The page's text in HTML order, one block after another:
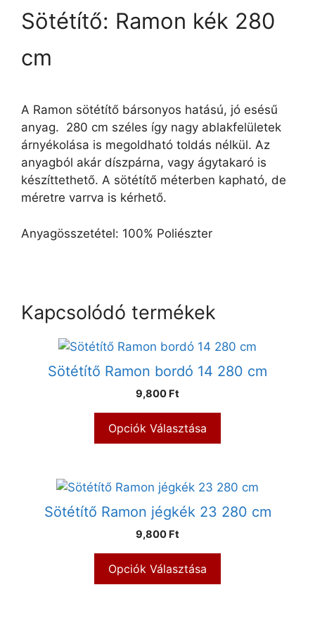
Sötétítő: Ramon kék 280
cm
A Ramon sötétítő bársonyos hatású, jó esésű
anyag. 280 cm széles így nagy ablakfelületek
árnyékolása is megoldható toldás nélkül. Az
anyagból akár díszpárna, vagy ágytakaró is
készíttethető. A sötétítő méterben kapható, de
méretre varrva is kérhető.
Anyagösszetétel: 100% Poliészter
Kapcsolódó termékek
Sötétítő Ramon bordó 14 280 cm
9,800 Ft
Opciók Választása
Sötétítő Ramon jégkék 23 280 cm
9,800 Ft
Opciók Választása